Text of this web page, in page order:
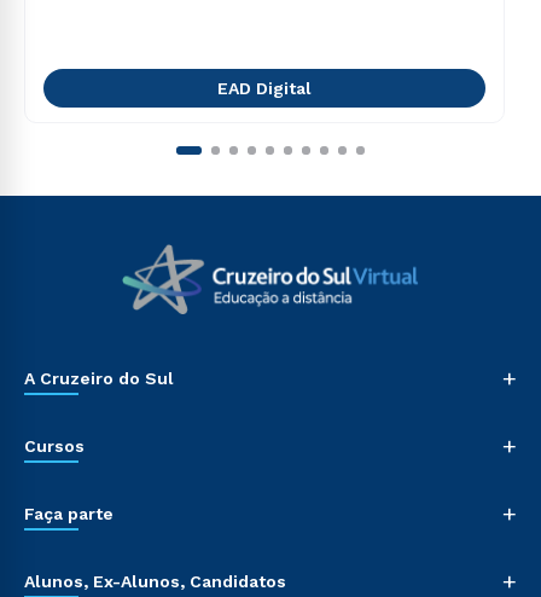
EAD Digital
A Cruzeiro do Sul +
Cursos +
Faça parte +
Alunos, Ex-Alunos, Candidatos +